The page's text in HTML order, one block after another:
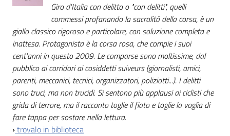
Giro d'Italia con delitto o "con delitti", quelli
commessi profanando la sacralità della corsa, è un
giallo classico rigoroso e particolare, con soluzione completa e
inattesa. Protagonista è la corsa rosa, che compie i suoi
cent'anni in questo 2009. Le comparse sono moltissime, dal
pubblico ai corridori ai cosiddetti suiveurs (giornalisti, amici,
parenti, meccanici, tecnici, organizzatori, poliziotti...). I delitti
sono truci, ma non trucidi. Si sentono più applausi ai ciclisti che
grida di terrore, ma il racconto toglie il fiato e toglie la voglia di
fare tappa per sostare nella lettura.
›trovalo in biblioteca